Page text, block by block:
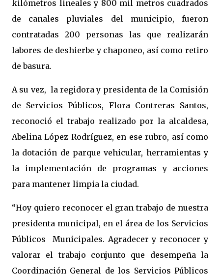
kilómetros lineales y 800 mil metros cuadrados
de canales pluviales del municipio, fueron
contratadas 200 personas las que realizarán
labores de deshierbe y chaponeo, así como retiro
de basura.
A su vez, la regidora y presidenta de la Comisión
de Servicios Públicos, Flora Contreras Santos,
reconoció el trabajo realizado por la alcaldesa,
Abelina López Rodríguez, en ese rubro, así como
la dotación de parque vehicular, herramientas y
la implementación de programas y acciones
para mantener limpia la ciudad.
“Hoy quiero reconocer el gran trabajo de nuestra
presidenta municipal, en el área de los Servicios
Públicos Municipales. Agradecer y reconocer y
valorar el trabajo conjunto que desempeña la
Coordinación General de los Servicios Públicos